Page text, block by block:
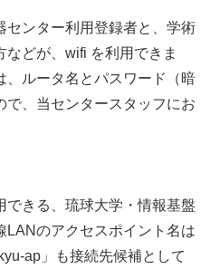
ンター利用登録者と、学術
どが、wifi を利用できま
ルータ名とパスワード（暗
、当センタースタッフにお
きる、琉球大学・情報基盤
LANのアクセスポイント名は
ap」も接続先候補として